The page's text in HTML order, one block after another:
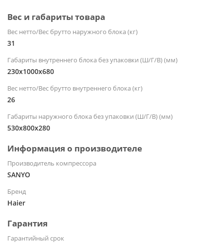
Вес и габариты товара
Вес нетто/Вес брутто наружного блока (кг)
31
Габариты внутреннего блока без упаковки (Ш/Г/В) (мм)
230x1000x680
Вес нетто/Вес брутто внутреннего блока (кг)
26
Габариты наружного блока без упаковки (Ш/Г/В) (мм)
530x800x280
Информация о производителе
Производитель компрессора
SANYO
Бренд
Haier
Гарантия
Гарантийный срок